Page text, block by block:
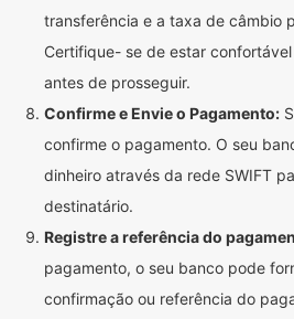
transferência e a taxa de câmbio
Certifique- se de estar
antes de prosseguir.
Confirme e Envie o Pagamento:
confirme o pagamento. O seu
dinheiro através da rede SWIFT
destinatário.
Registre a referência do
pagamento, o seu banco pode
confirmação ou referência do